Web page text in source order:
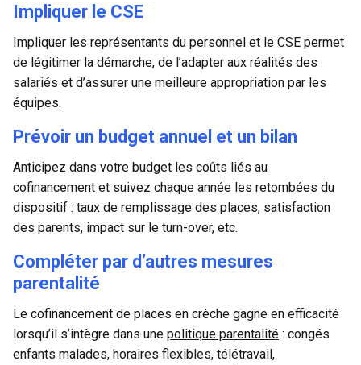
Impliquer le CSE
Impliquer les représentants du personnel et le CSE permet
de légitimer la démarche, de l’adapter aux réalités des
salariés et d’assurer une meilleure appropriation par les
équipes.
Prévoir un budget annuel et un bilan
Anticipez dans votre budget les coûts liés au
cofinancement et suivez chaque année les retombées du
dispositif : taux de remplissage des places, satisfaction
des parents, impact sur le turn-over, etc.
Compléter par d’autres mesures
parentalité
Le cofinancement de places en crèche gagne en efficacité
lorsqu’il s’intègre dans une politique parentalité : congés
enfants malades, horaires flexibles, télétravail,